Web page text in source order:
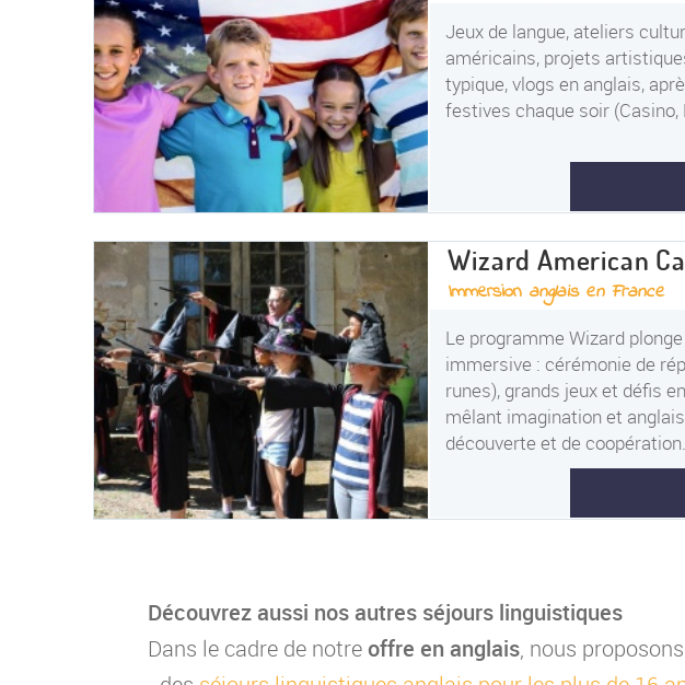
Jeux de langue, ateliers
américains, projets
typique, vlogs en anglais,
festives chaque soir (Casino,
Wizard American
Immersion anglais en France
Le programme Wizard
immersive : cérémonie de
runes), grands jeux et défis
mêlant imagination et
découverte et de coopération.
Découvrez aussi nos autres séjours linguistiques
Dans le cadre de notreoffre en anglais, nous